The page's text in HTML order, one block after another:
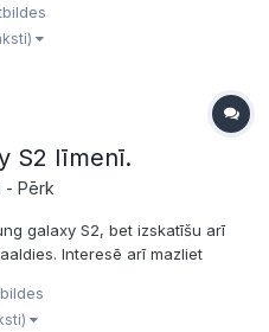
sazvanīt un otrādi. Rāda, ka
S2 līmenī.
- Pērk
galaxy S2, bet izskatīšu arī
Interesē arī mazliet